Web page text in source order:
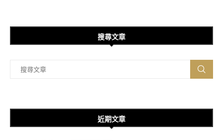
搜尋文章
近期文章